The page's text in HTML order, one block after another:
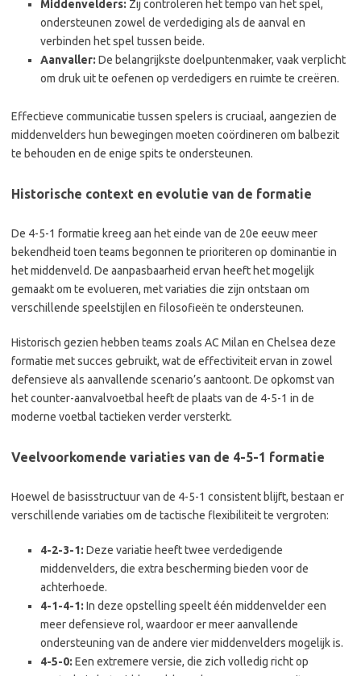
Middenvelders: Zij controleren het tempo van het spel,
ondersteunen zowel de verdediging als de aanval en
verbinden het spel tussen beide.
Aanvaller: De belangrijkste doelpuntenmaker, vaak verplicht
om druk uit te oefenen op verdedigers en ruimte te creëren.
Effectieve communicatie tussen spelers is cruciaal, aangezien de
middenvelders hun bewegingen moeten coördineren om balbezit
te behouden en de enige spits te ondersteunen.
Historische context en evolutie van de formatie
De 4-5-1 formatie kreeg aan het einde van de 20e eeuw meer
bekendheid toen teams begonnen te prioriteren op dominantie in
het middenveld. De aanpasbaarheid ervan heeft het mogelijk
gemaakt om te evolueren, met variaties die zijn ontstaan om
verschillende speelstijlen en filosofieën te ondersteunen.
Historisch gezien hebben teams zoals AC Milan en Chelsea deze
formatie met succes gebruikt, wat de effectiviteit ervan in zowel
defensieve als aanvallende scenario’s aantoont. De opkomst van
het counter-aanvalvoetbal heeft de plaats van de 4-5-1 in de
moderne voetbal tactieken verder versterkt.
Veelvoorkomende variaties van de 4-5-1 formatie
Hoewel de basisstructuur van de 4-5-1 consistent blijft, bestaan er
verschillende variaties om de tactische flexibiliteit te vergroten:
4-2-3-1: Deze variatie heeft twee verdedigende
middenvelders, die extra bescherming bieden voor de
achterhoede.
4-1-4-1: In deze opstelling speelt één middenvelder een
meer defensieve rol, waardoor er meer aanvallende
ondersteuning van de andere vier middenvelders mogelijk is.
4-5-0: Een extremere versie, die zich volledig richt op